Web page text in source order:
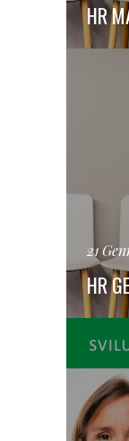
HR
21
HR